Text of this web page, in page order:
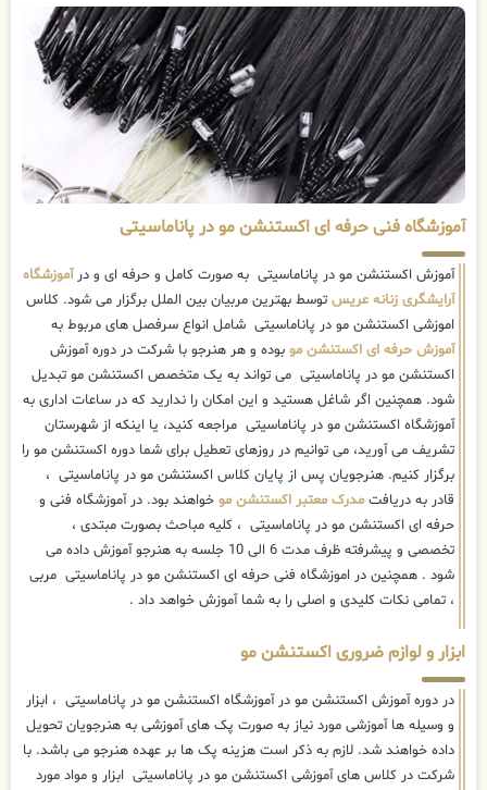
آموزشگاه فنی حرفه ای اکستنشن مو در پاناماسیتی
آموزش اکستنشن مو در پاناماسیتی به صورت کامل و حرفه ای و درآموزشگاه
آرایشگری زنانه عریس توسط بهترین مربیان بین الملل برگزار می شود. کلاس
اموزشی اکستنشن مو در پاناماسیتی شامل انواع سرفصل های مربوط به
آموزش حرفه ای اکستنشن مو بوده و هر هنرجو با شرکت در دوره آموزش
اکستنشن مو در پاناماسیتی می تواند به یک متخصص اکستنشن مو تبدیل
شود. همچنین اگر شاغل هستید و این امکان را ندارید که در ساعات اداری به
آموزشگاه اکستنشن مو در پاناماسیتی مراجعه کنید، یا اینکه از شهرستان
تشریف می آورید، می توانیم در روزهای تعطیل برای شما دوره اکستنشن مو را
برگزار کنیم. هنرجویان پس از پایان کلاس اکستنشن مو در پاناماسیتی ،
قادر به دریافت مدرک معتبر اکستنشن مو خواهند بود. در آموزشگاه فنی و
حرفه ای اکستنشن مو در پاناماسیتی ، کلیه مباحث بصورت مبتدی ،
تخصصی و پیشرفته ظرف مدت 6 الی 10 جلسه به هنرجو آموزش داده می
شود . همچنین در اموزشگاه فنی حرفه ای اکستنشن مو در پاناماسیتی مربی
، تمامی نکات کلیدی و اصلی را به شما آموزش خواهد داد .
ابزار و لوازم ضروری اکستنشن مو
در دوره آموزش اکستنشن مو در آموزشگاه اکستنشن مو در پاناماسیتی ، ابزار
و وسیله ها آموزشی مورد نیاز به صورت پک های آموزشی به هنرجویان تحویل
داده خواهند شد. لازم به ذکر است هزینه پک ها بر عهده هنرجو می باشد. با
شرکت در کلاس های آموزشی اکستنشن مو در پاناماسیتی ابزار و مواد مورد